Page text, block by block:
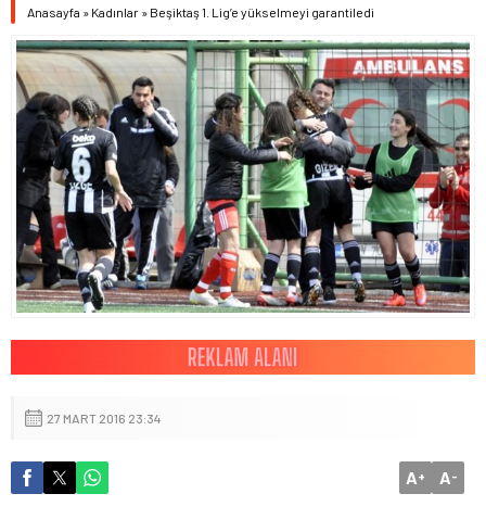
Anasayfa » Kadınlar » Beşiktaş 1. Lig’e yükselmeyi garantiledi
27 MART 2016 23:34
A+ A-